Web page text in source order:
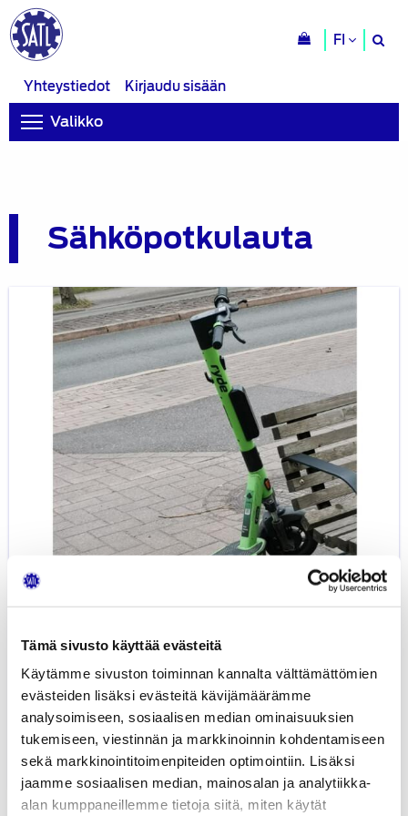
Tämä sivusto käyttää evästeitä
Käytämme sivuston toiminnan kannalta välttämättömien
evästeiden lisäksi evästeitä kävijämäärämme
analysoimiseen, sosiaalisen median ominaisuuksien
tukemiseen, viestinnän ja markkinoinnin kohdentamiseen
sekä markkinointitoimenpiteiden optimointiin. Lisäksi
jaamme sosiaalisen median, mainosalan ja analytiikka-
alan kumppaneillemme tietoja siitä, miten käytät
FI
Yhteystiedot
Kirjaudu sisään
Valikko
Sähköpotkulauta
Blogi: Sähköpotkulauta –
onnettomuusherkkä väline...
14.05.2025 LIIKENNE JUHA KIISKINEN
Sähköpotkulauta
onnettomuusherkkä
ketterä
citysukkula?